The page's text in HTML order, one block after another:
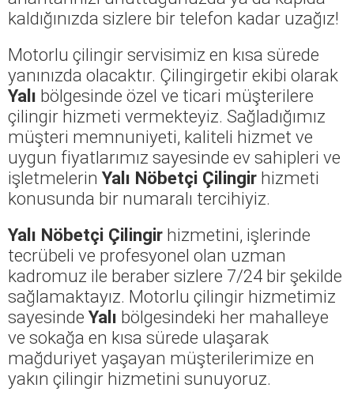
kaldığınızda sizlere bir telefon kadar uzağız!
Motorlu çilingir servisimiz en kısa sürede
yanınızda olacaktır. Çilingirgetir ekibi olarak
Yalı bölgesinde özel ve ticari müşterilere
çilingir hizmeti vermekteyiz. Sağladığımız
müşteri memnuniyeti, kaliteli hizmet ve
uygun fiyatlarımız sayesinde ev sahipleri ve
işletmelerin Yalı Nöbetçi Çilingir hizmeti
konusunda bir numaralı tercihiyiz.
Yalı Nöbetçi Çilingir hizmetini, işlerinde
tecrübeli ve profesyonel olan uzman
kadromuz ile beraber sizlere 7/24 bir şekilde
sağlamaktayız. Motorlu çilingir hizmetimiz
sayesinde Yalı bölgesindeki her mahalleye
ve sokağa en kısa sürede ulaşarak
mağduriyet yaşayan müşterilerimize en
yakın çilingir hizmetini sunuyoruz.